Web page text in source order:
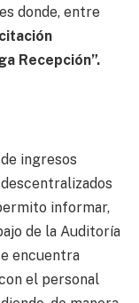
donde, entre
Recepción”.
ingresos
informar,
de la Auditoría
encuentra
el personal